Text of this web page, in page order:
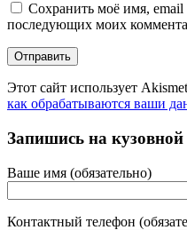
Сохранить моё имя, email
последующих моих
Этот сайт использует
как обрабатываются ваши
Запишись на
Ваше имя (обязательно)
Контактный телефон